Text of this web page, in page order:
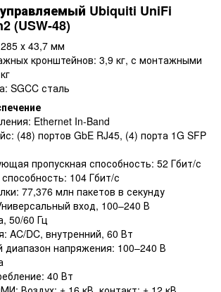
Ubiquiti UniFi
(USW-48)
х 43,7 мм
кронштейнов: 3,9 кг, с монтажными
SGCC сталь
Ethernet In-Band
(48) портов GbE RJ45, (4) порта 1G SFP
пропускная способность: 52 Гбит/с
104 Гбит/с
77,376 млн пакетов в секунду
вход, 100–240 В
50/60 Гц
AC/DC, внутренний, 60 Вт
напряжения: 100–240 В
40 Вт